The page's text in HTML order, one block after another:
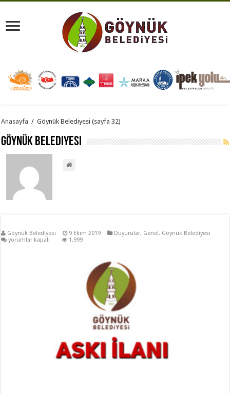
Anasayfa / Göynük Belediyesi (sayfa 32)
Göynük Belediyesi
Göynük Belediyesi 9 Ekim 2019 Duyurular, Genel, Göynük Belediyesi
için
yorumlar kapalı 1,999